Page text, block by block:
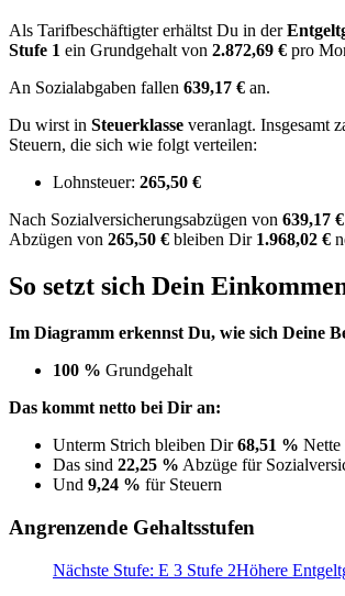
Als Tarifbeschäftigter erhältst Du in der
Stufe 1 ein Grundgehalt von 2.872,69 € pro
An Sozialabgaben fallen 639,17 € an.
Du wirst in Steuerklasse veranlagt. Insgesamt
Steuern, die sich wie folgt verteilen:
Lohnsteuer: 265,50 €
Nach Sozialversicherungsabzügen von 639,17 €
Abzügen von 265,50 € bleiben Dir 1.968,02 €
So setzt sich Dein
Im Diagramm erkennst Du, wie sich Deine
100 % Grundgehalt
Das kommt netto bei Dir an:
Unterm Strich bleiben Dir68,51 % Nette
Das sind 22,25 % Abzüge für
Und 9,24 % für Steuern
Angrenzende Gehaltsstufen
Nächste Stufe: E 3 Stufe 2Höhere